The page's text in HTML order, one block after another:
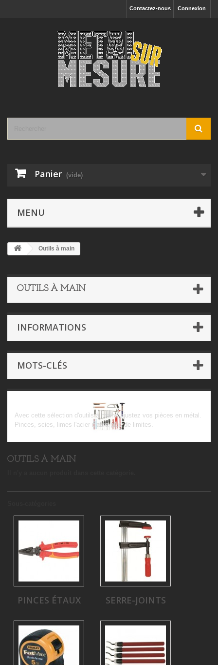
Connexion
Contactez-nous
Panier (vide)
MENU
Outils à main
OUTILS À MAIN
INFORMATIONS
MOTS-CLÉS
Outils à main
Avec cette sélection d'outils à mains ajustez vos pièces en métal.
Pinces, scies, limes l'acier n'aura plus de limites.
OUTILS À MAIN
PINCES ÉTAUX SERRE-JOINTS